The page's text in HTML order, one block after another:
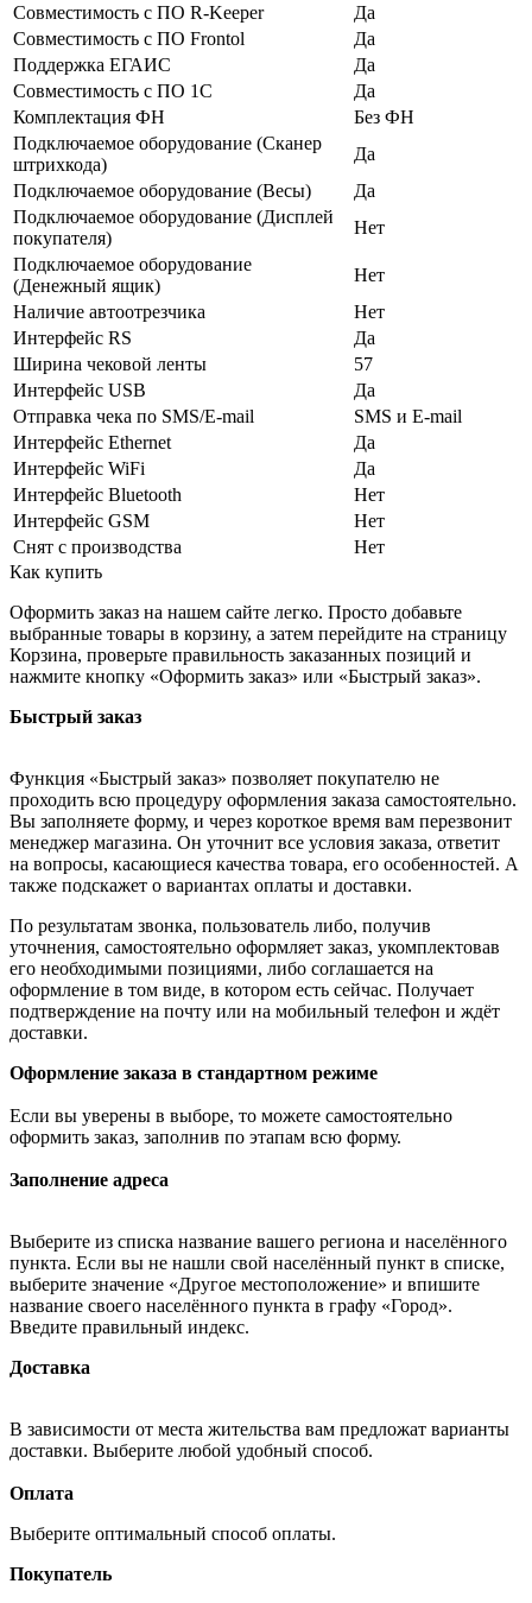
Совместимость с ПО R-Keeper
Да
Совместимость с ПО Frontol
Да
Поддержка ЕГАИС
Да
Совместимость с ПО 1С
Да
Комплектация ФН
Без ФН
Подключаемое оборудование (Сканер
штрихкода)
Да
Подключаемое оборудование (Весы)
Да
Подключаемое оборудование (Дисплей
покупателя)
Нет
Подключаемое оборудование
(Денежный ящик)
Нет
Наличие автоотрезчика
Нет
Интерфейс RS
Да
Ширина чековой ленты
57
Интерфейс USB
Да
Отправка чека по SMS/E-mail
SMS и E-mail
Интерфейс Ethernet
Да
Интерфейс WiFi
Да
Интерфейс Bluetooth
Нет
Интерфейс GSM
Нет
Снят с производства
Нет
Как купить
Оформить заказ на нашем сайте легко. Просто добавьте
выбранные товары в корзину, а затем перейдите на страницу
Корзина, проверьте правильность заказанных позиций и
нажмите кнопку «Оформить заказ» или «Быстрый заказ».
Быстрый заказ
Функция «Быстрый заказ» позволяет покупателю не
проходить всю процедуру оформления заказа самостоятельно.
Вы заполняете форму, и через короткое время вам перезвонит
менеджер магазина. Он уточнит все условия заказа, ответит
на вопросы, касающиеся качества товара, его особенностей. А
также подскажет о вариантах оплаты и доставки.
По результатам звонка, пользователь либо, получив
уточнения, самостоятельно оформляет заказ, укомплектовав
его необходимыми позициями, либо соглашается на
оформление в том виде, в котором есть сейчас. Получает
подтверждение на почту или на мобильный телефон и ждёт
доставки.
Оформление заказа в стандартном режиме
Если вы уверены в выборе, то можете самостоятельно
оформить заказ, заполнив по этапам всю форму.
Заполнение адреса
Выберите из списка название вашего региона и населённого
пункта. Если вы не нашли свой населённый пункт в списке,
выберите значение «Другое местоположение» и впишите
название своего населённого пункта в графу «Город».
Введите правильный индекс.
Доставка
В зависимости от места жительства вам предложат варианты
доставки. Выберите любой удобный способ.
Оплата
Выберите оптимальный способ оплаты.
Покупатель